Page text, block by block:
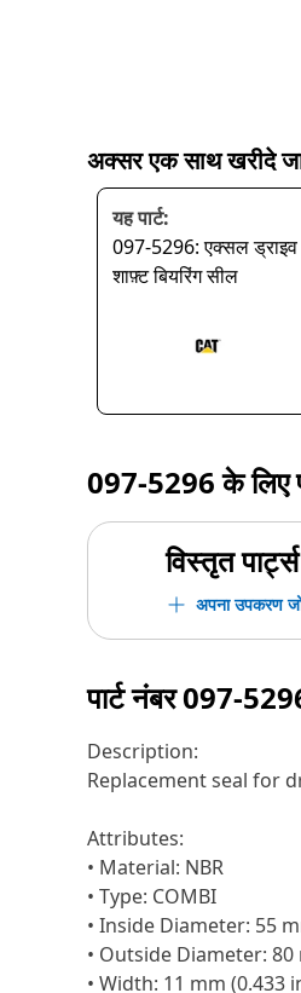
अक्सर एक साथ खरीदे
यह पार्ट:
097-5296: एक्सल ड्राइव
शाफ़्ट बियरिंग सील
097-5296के लिए
विस्तृत
अपना उपकरण
पार्ट नंबर097-
Description:
Replacement seal for
Attributes:
• Material: NBR
• Type: COMBI
• Inside Diameter: 55
• Outside Diameter: 80
• Width: 11 mm (0.433